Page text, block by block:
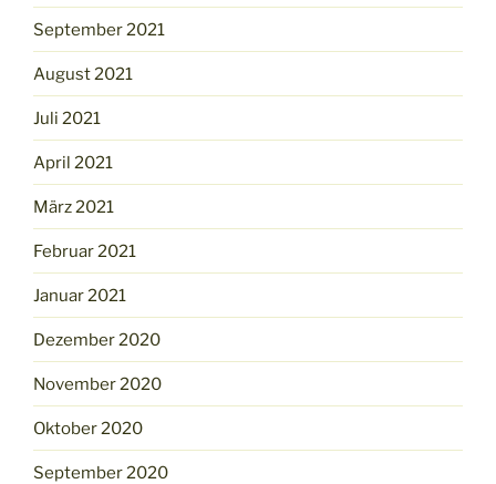
September 2021
August 2021
Juli 2021
April 2021
März 2021
Februar 2021
Januar 2021
Dezember 2020
November 2020
Oktober 2020
September 2020